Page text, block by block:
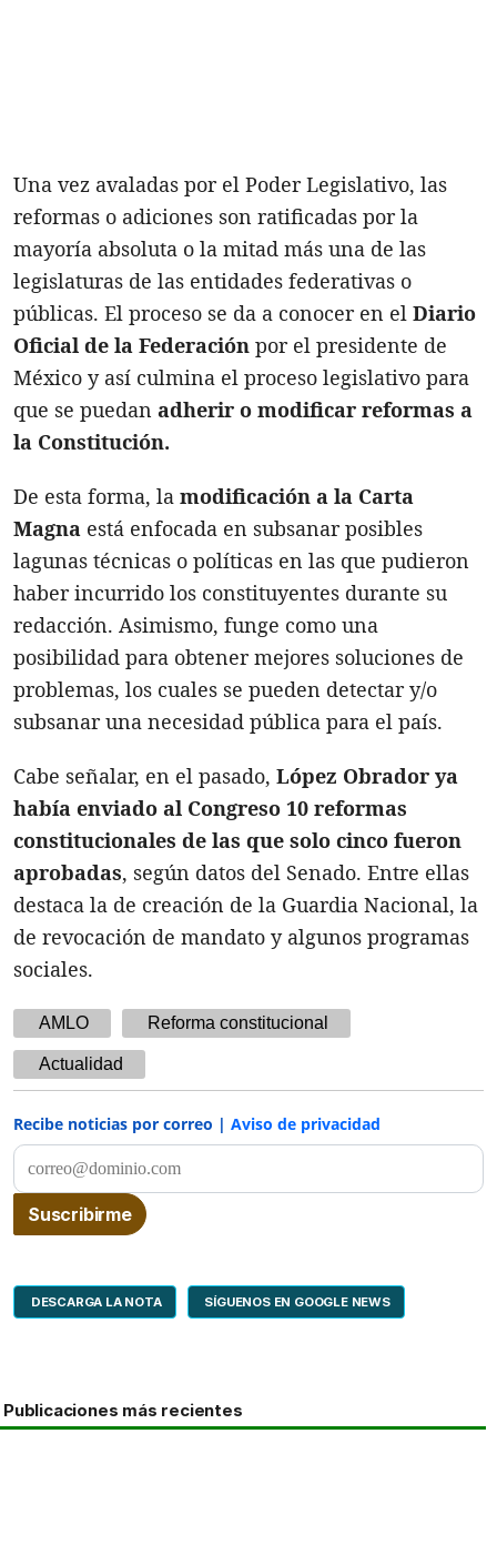
Una vez avaladas por el Poder Legislativo, las
reformas o adiciones son ratificadas por la
mayoría absoluta o la mitad más una de las
legislaturas de las entidades federativas o
públicas. El proceso se da a conocer en el Diario
Oficial de la Federación por el presidente de
México y así culmina el proceso legislativo para
que se puedan adherir o modificar reformas a
la Constitución.
De esta forma, la modificación a la Carta
Magna está enfocada en subsanar posibles
lagunas técnicas o políticas en las que pudieron
haber incurrido los constituyentes durante su
redacción. Asimismo, funge como una
posibilidad para obtener mejores soluciones de
problemas, los cuales se pueden detectar y/o
subsanar una necesidad pública para el país.
Cabe señalar, en el pasado, López Obrador ya
había enviado al Congreso 10 reformas
constitucionales de las que solo cinco fueron
aprobadas, según datos del Senado. Entre ellas
destaca la de creación de la Guardia Nacional, la
de revocación de mandato y algunos programas
sociales.
AMLO Reforma constitucional
Actualidad
Recibe noticias por correo | Aviso de privacidad
DESCARGA LA NOTA SÍGUENOS EN GOOGLE NEWS
Publicaciones más recientes